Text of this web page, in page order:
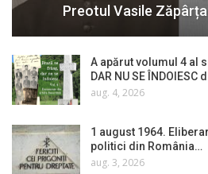
Preotul Vasile
A apărut volumul 4 al
DAR NU SE ÎNDOIESC
aug. 4, 2026
1 august 1964.
politici din România…
aug. 3, 2026